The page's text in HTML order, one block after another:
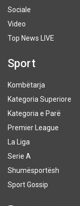
Sociale
Video
Top News LIVE
Sport
Kombëtarja
Kategoria Superiore
Kategoria e Parë
Premier League
La Liga
Serie A
Shumësportësh
Sport Gossip